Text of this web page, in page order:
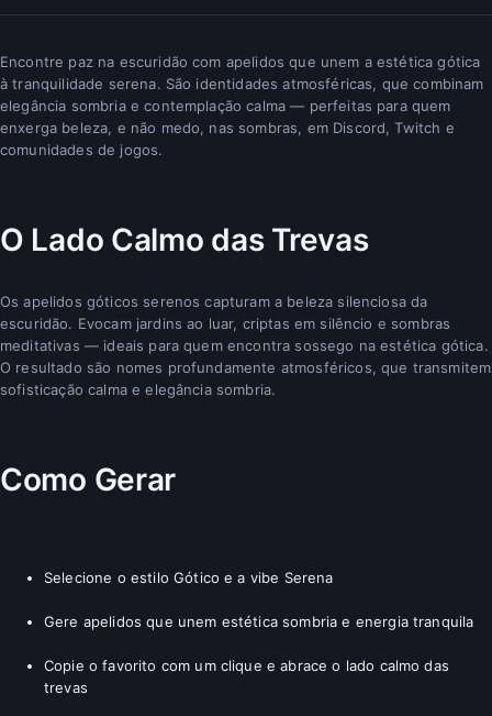
Encontre paz na escuridão com apelidos que unem a estética gótica
à tranquilidade serena. São identidades atmosféricas, que combinam
elegância sombria e contemplação calma — perfeitas para quem
enxerga beleza, e não medo, nas sombras, em Discord, Twitch e
comunidades de jogos.
O Lado Calmo das Trevas
Os apelidos góticos serenos capturam a beleza silenciosa da
escuridão. Evocam jardins ao luar, criptas em silêncio e sombras
meditativas — ideais para quem encontra sossego na estética gótica.
O resultado são nomes profundamente atmosféricos, que transmitem
sofisticação calma e elegância sombria.
Como Gerar
Selecione o estilo Gótico e a vibe Serena
Gere apelidos que unem estética sombria e energia tranquila
Copie o favorito com um clique e abrace o lado calmo das
trevas